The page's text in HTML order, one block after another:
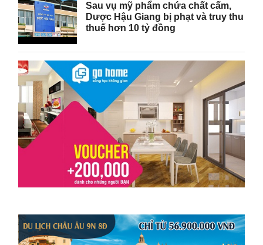
Sau vụ mỹ phẩm chứa chất cấm,
Dược Hậu Giang bị phạt và truy thu
thuế hơn 10 tỷ đồng